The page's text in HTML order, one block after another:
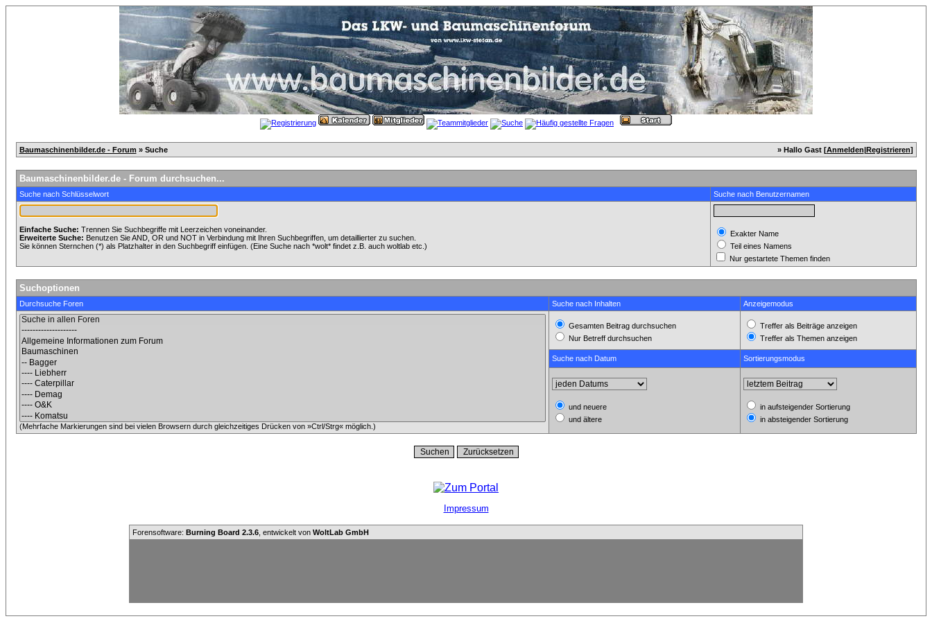
Baumaschinenbilder.de - Forum » Suche » Hallo Gast [Anmelden|Registrieren]
Baumaschinenbilder.de - Forum durchsuchen...
Suche nach Schlüsselwort Suche nach Benutzernamen
Einfache Suche: Trennen Sie Suchbegriffe mit Leerzeichen voneinander.
Erweiterte Suche: Benutzen Sie AND, OR und NOT in Verbindung mit Ihren Suchbegriffen, um detaillierter zu suchen.
Sie können Sternchen (*) als Platzhalter in den Suchbegriff einfügen. (Eine Suche nach *wolt* findet z.B. auch woltlab etc.)
Exakter Name
Teil eines Namens
Nur gestartete Themen finden
Suchoptionen
Durchsuche Foren Suche nach Inhalten Anzeigemodus
(Mehrfache Markierungen sind bei vielen Browsern durch gleichzeitiges Drücken von »Ctrl/Strg« möglich.)
Gesamten Beitrag durchsuchen
Nur Betreff durchsuchen
Treffer als Beiträge anzeigen
Treffer als Themen anzeigen
Suche nach Datum Sortierungsmodus
und neuere
und ältere
in aufsteigender Sortierung
in absteigender Sortierung
Impressum
Forensoftware: Burning Board 2.3.6 , entwickelt von WoltLab GmbH